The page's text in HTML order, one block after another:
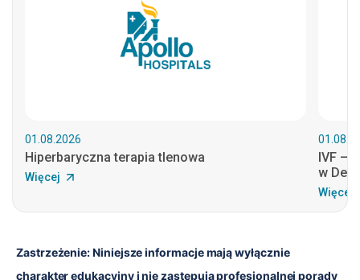
01.08.2026
Hiperbaryczna terapia tlenowa
Więcej
IVF –
w Delhi
Więcej
Zastrzeżenie: Niniejsze informacje mają wyłącznie
charakter edukacyjny i nie zastępują profesjonalnej porady